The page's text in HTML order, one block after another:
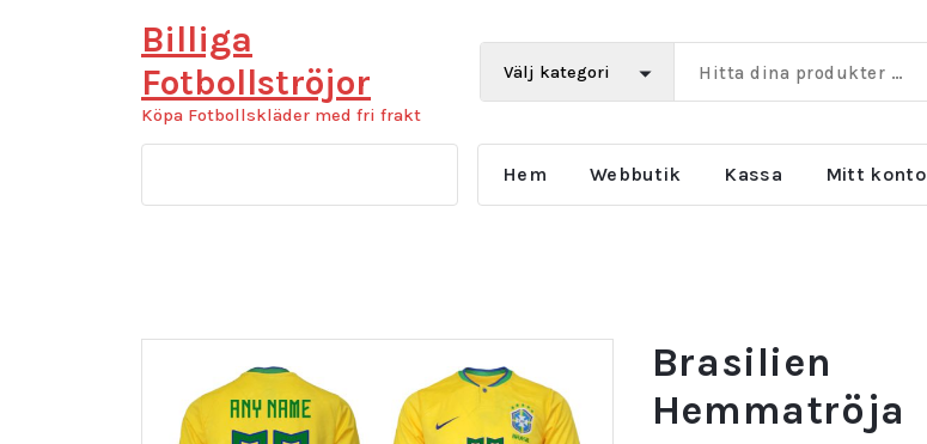
Billiga
Fotbollströjor
Köpa Fotbollskläder med fri frakt
Hem Webbutik Kassa Mitt konto
Brasilien
Hemmatröja